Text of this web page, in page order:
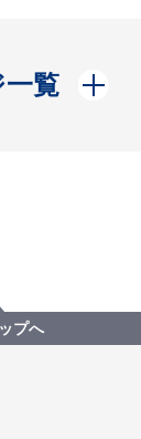
一覧
く
プへ